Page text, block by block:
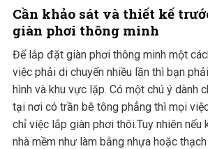
Cần khảo sát và thiết kế
giàn phơi thông minh
Để lắp đặt giàn phơi thông minh một
việc phải di chuyển nhiều lần thì bạn
hình và khu vực lặp. Có một chú ý dành
tại nơi có trần bê tông phẳng thì mọi
chỉ việc lắp giàn phơi thôi.Tuy nhiên nếu
nhà mềm như làm bằng nhựa hoặc